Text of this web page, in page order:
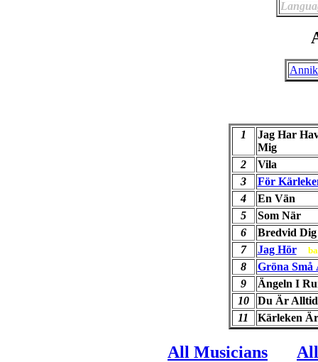
1
Jag Har
Mig
2
Vila
3
För
4
En Vän
5
Som När
6
Bredvid Dig
7
Jag Hör ba
8
Gröna Små
9
Ängeln I
10
Du Är
11
Kärleken Är
All Musicians